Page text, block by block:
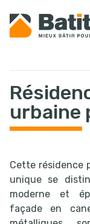
urbaine
Cette résidence
unique se
moderne et
façade en